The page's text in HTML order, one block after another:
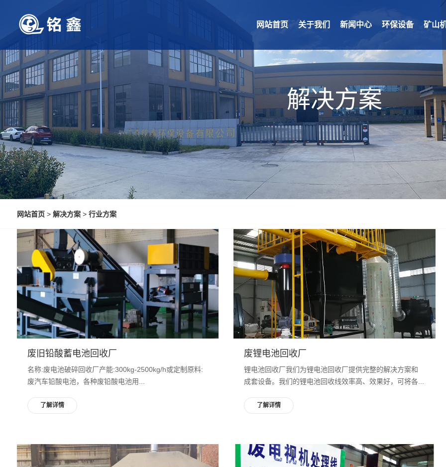
网站首页 关于我们 新闻中心 环保设备 矿山
解决方案
网站首页> 解决方案> 行业方案
废旧铅酸蓄电池回收厂
名称:废电池破碎回收厂产能:300kg-2500kg/h或定制原料:
废汽车铅酸电池，各种废铅酸电池用...
了解详情
废锂电池回收厂
锂电池回收厂我们为锂电池回收厂提供完整的解决方案和
成套设备。我们的锂电池回收线效率高、效果好，可将各...
了解详情